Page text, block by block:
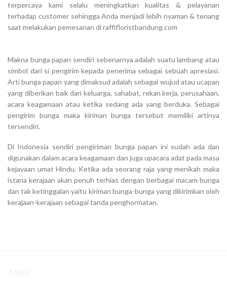
terpercaya kami selalu meningkatkan kualitas & pelayanan
terhadap customer sehingga Anda menjadi lebih nyaman & tenang
saat melakukan pemesanan di raffifloristbandung.com
Makna bunga papan sendiri sebenarnya adalah suatu lambang atau
simbol dari si pengirim kepada penerima sebagai sebuah apresiasi.
Arti bunga papan yang dimaksud adalah sebagai wujud atau ucapan
yang diberikan baik dari keluarga, sahabat, rekan kerja, perusahaan,
acara keagamaan atau ketika sedang ada yang berduka. Sebagai
pengirim bunga maka kiriman bunga tersebut memiliki artinya
tersendiri.
Di Indonesia sendiri pengiriman bunga papan ini sudah ada dan
digunakan dalam acara keagamaan dan juga upacara adat pada masa
kejayaan umat Hindu. Ketika ada seorang raja yang menikah maka
istana kerajaan akan penuh terhias dengan berbagai macam bunga
dan tak ketinggalan yaitu kiriman bunga-bunga yang dikirimkan oleh
kerajaan-kerajaan sebagai tanda penghormatan.